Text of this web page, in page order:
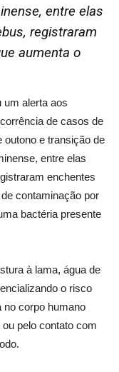
entre elas
registraram
aumenta o
um alerta aos
de casos de
outono e transição de
entre elas
enchentes
contaminação por
bactéria presente
à lama, água de
o risco
no corpo humano
pelo contato com